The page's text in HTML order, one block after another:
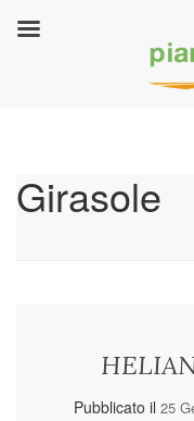
Girasole
Pubblicato il 25